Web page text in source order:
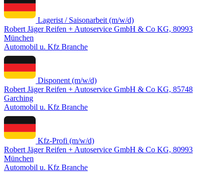
Lagerist / Saisonarbeit (m/w/d)
Robert Jäger Reifen + Autoservice GmbH & Co KG, 80993
München
Automobil u. Kfz Branche
Disponent (m/w/d)
Robert Jäger Reifen + Autoservice GmbH & Co KG, 85748
Garching
Automobil u. Kfz Branche
Kfz-Profi (m/w/d)
Robert Jäger Reifen + Autoservice GmbH & Co KG, 80993
München
Automobil u. Kfz Branche